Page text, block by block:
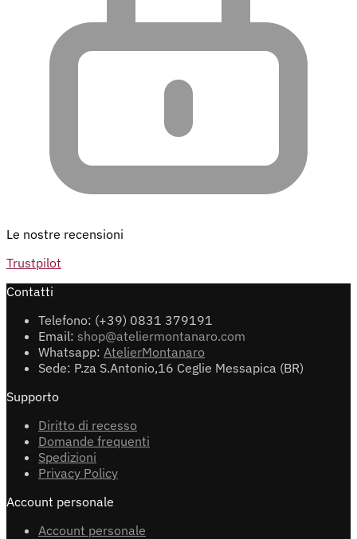
Le nostre recensioni
Trustpilot
Contatti
Telefono: (+39) 0831 379191
Email: shop@ateliermontanaro.com
Whatsapp: AtelierMontanaro
Sede: P.za S.Antonio,16 Ceglie Messapica (BR)
Supporto
Diritto di recesso
Domande frequenti
Spedizioni
Privacy Policy
Account personale
Account personale